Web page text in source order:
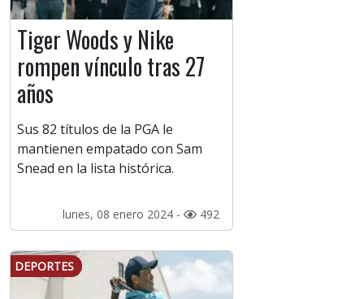
Tiger Woods y Nike
rompen vínculo tras 27
años
Sus 82 títulos de la PGA le
mantienen empatado con Sam
Snead en la lista histórica.
lunes, 08 enero 2024 - 492
DEPORTES